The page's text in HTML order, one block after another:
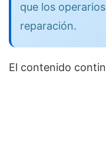
que los
reparación.
El contenido